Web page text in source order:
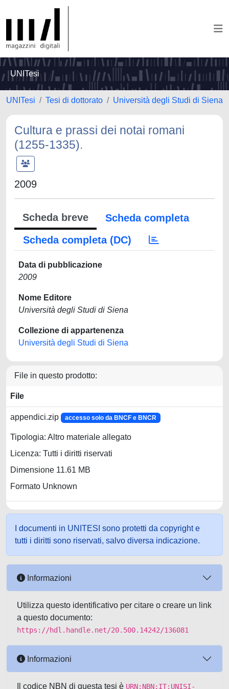
UNITesi
UNITesi Tesi di dottorato Università degli Studi di Siena
Cultura e prassi dei notai romani
(1255-1335).
2009
Scheda breve
Scheda completa
Scheda completa (DC)
Data di pubblicazione
2009
Nome Editore
Università degli Studi di Siena
Collezione di appartenenza
Università degli Studi di Siena
File in questo prodotto:
File
appendici.zip accesso solo da BNCF e BNCR
Tipologia: Altro materiale allegato
Licenza: Tutti i diritti riservati
Dimensione 11.61 MB
Formato Unknown
I documenti in UNITESI sono protetti da copyright e
tutti i diritti sono riservati, salvo diversa indicazione.
Informazioni
Utilizza questo identificativo per citare o creare un link
a questo documento:
https://hdl.handle.net/20.500.14242/136081
Informazioni
Il codice NBN di questa tesi è URN:NBN:IT:UNISI-